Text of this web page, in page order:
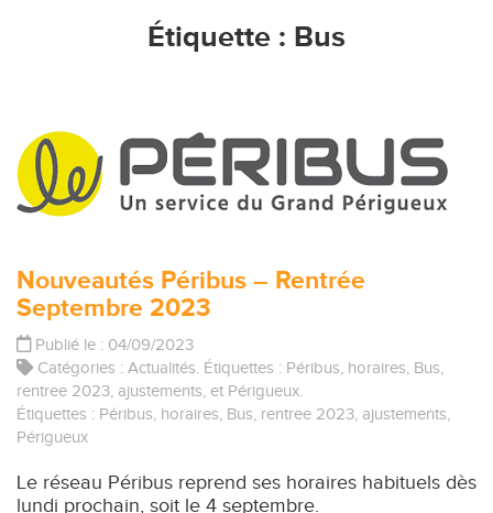
Étiquette : Bus
Nouveautés Péribus – Rentrée
Septembre 2023
Publié le : 04/09/2023
Catégories : Actualités. Étiquettes : Péribus, horaires, Bus,
rentree 2023, ajustements, et Périgueux.
Étiquettes : Péribus, horaires, Bus, rentree 2023, ajustements,
Périgueux
Le réseau Péribus reprend ses horaires habituels dès
lundi prochain, soit le 4 septembre.